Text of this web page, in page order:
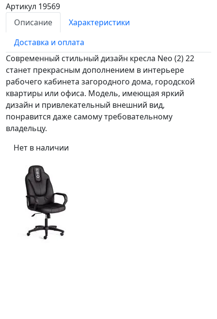
Артикул 19569
Описание
Характеристики
Доставка и оплата
Современный стильный дизайн кресла Neo (2) 22
станет прекрасным дополнением в интерьере
рабочего кабинета загородного дома, городской
квартиры или офиса. Модель, имеющая яркий
дизайн и привлекательный внешний вид,
понравится даже самому требовательному
владельцу.
Нет в наличии